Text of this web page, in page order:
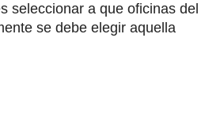
seleccionar a que oficinas del
se debe elegir aquella